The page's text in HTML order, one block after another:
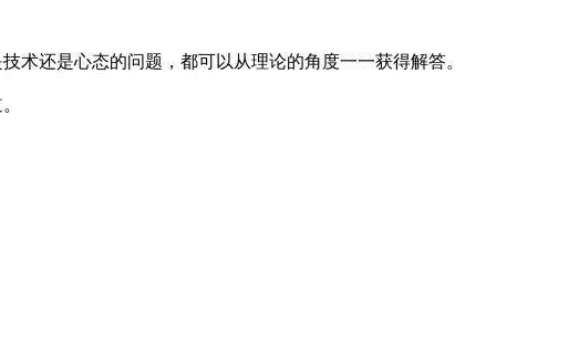
术还是心态的问题，都可以从理论的角度一一获得解答。